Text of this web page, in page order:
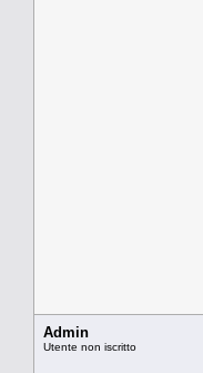
Admin
Utente non iscritto